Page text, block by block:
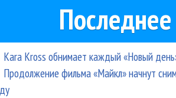
Последнее
Kara Kross обнимает каждый «Новый
Продолжение фильма «Майкл» начнут